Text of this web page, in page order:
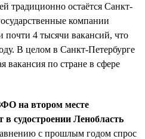
традиционно остаётся Санкт-
компании
почти 4 тысячи вакансий, что
В целом в Санкт-Петербурге
вакансия по стране в сфере
на втором месте
в судостроении Ленобласть
с прошлым годом спрос